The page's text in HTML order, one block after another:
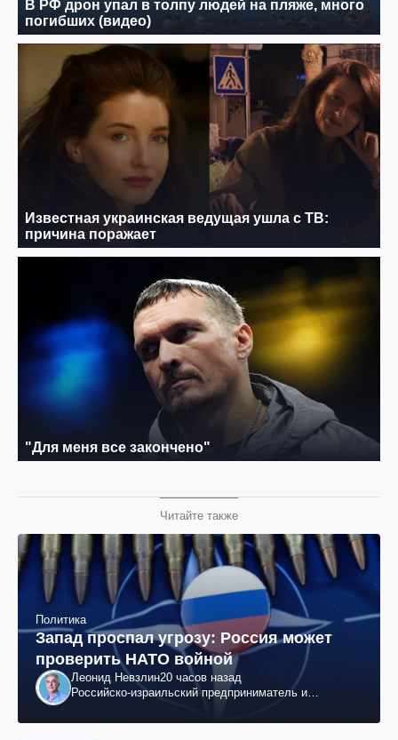
Читайте также
Политика
Запад проспал угрозу: Россия может
проверить НАТО войной
Леонид Невзлин20 часов назад
Российско-израильский предприниматель и
"ЮКОСа"